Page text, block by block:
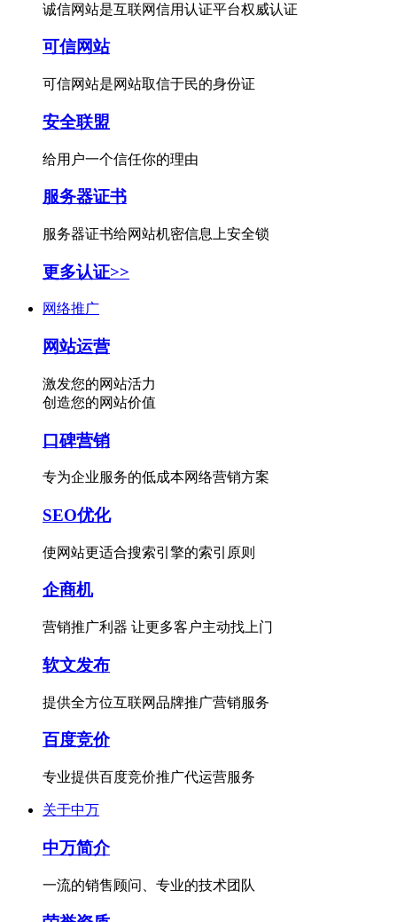
诚信网站是互联网信用认证平台权威认证
可信网站
可信网站是网站取信于民的身份证
安全联盟
给用户一个信任你的理由
服务器证书
服务器证书给网站机密信息上安全锁
更多认证>>
网络推广
网站运营
激发您的网站活力
创造您的网站价值
口碑营销
专为企业服务的低成本网络营销方案
SEO优化
使网站更适合搜索引擎的索引原则
企商机
营销推广利器 让更多客户主动找上门
软文发布
提供全方位互联网品牌推广营销服务
百度竞价
专业提供百度竞价推广代运营服务
关于中万
中万简介
一流的销售顾问、专业的技术团队